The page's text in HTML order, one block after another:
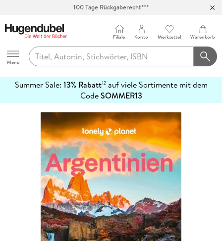
100 Tage Rückgaberecht***
Hugendubel
Menu
Filiale Konto Merkzettel Warenkorb
Summer Sale: 13% Rabatt12auf viele Sortimente mit dem
CodeSOMMER13
erfahren